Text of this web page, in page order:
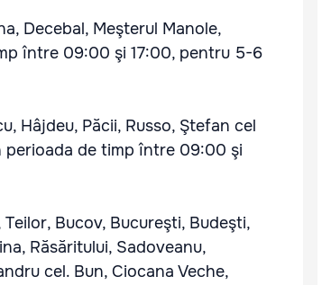
Decebal, Meşterul Manole,
între 09:00 şi 17:00, pentru 5-6
Hâjdeu, Păcii, Russo, Ştefan cel
perioada de timp între 09:00 şi
Bucov, Bucureşti, Budeşti,
Răsăritului, Sadoveanu,
cel. Bun, Ciocana Veche,